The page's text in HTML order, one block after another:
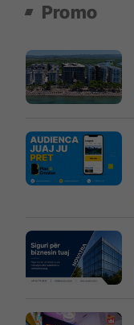
Promo